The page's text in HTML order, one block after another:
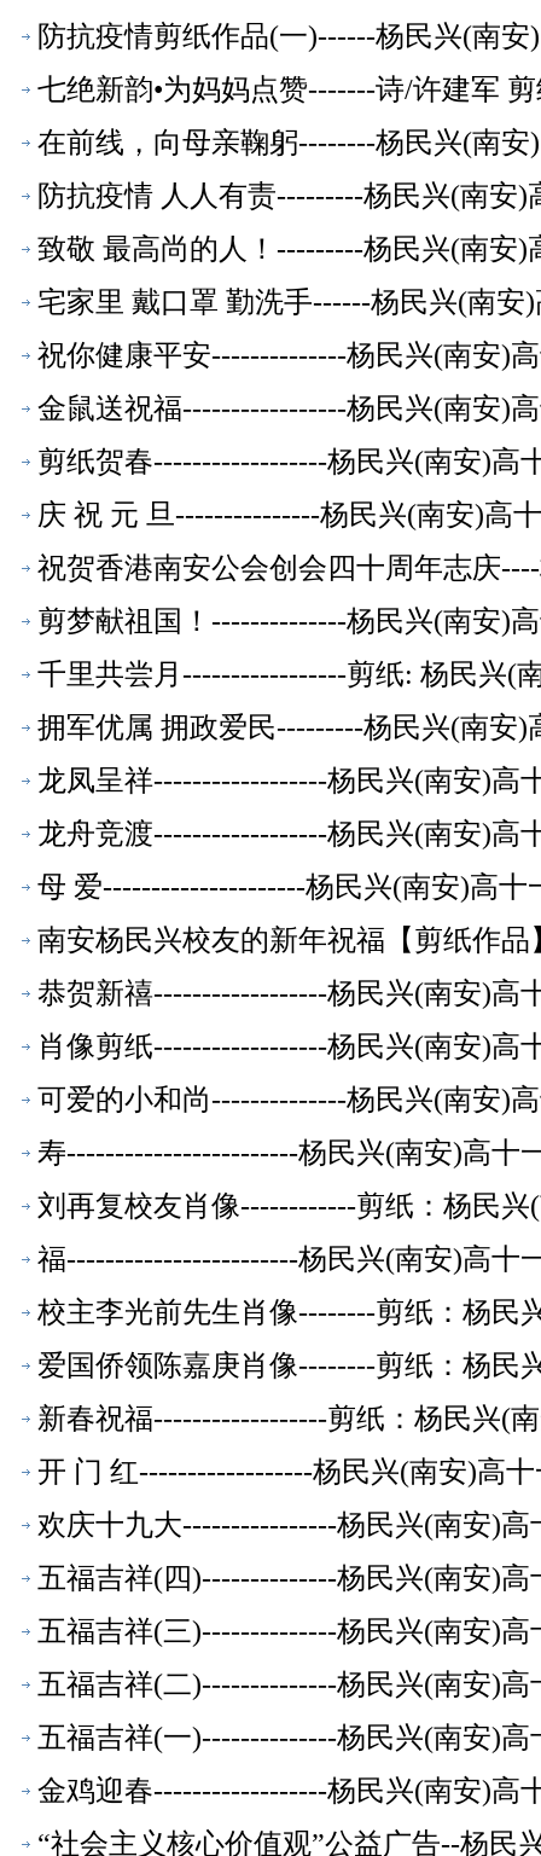
防抗疫情剪纸作品(一)------杨民兴(南
七绝新韵•为妈妈点赞-------诗/许建军
在前线，向母亲鞠躬--------杨民兴(南
防抗疫情 人人有责---------杨民兴(南安
致敬 最高尚的人！---------杨民兴(南安)
宅家里 戴口罩 勤洗手------杨民兴(南安
祝你健康平安--------------杨民兴(南安)
金鼠送祝福-----------------杨民兴(南安)
剪纸贺春------------------杨民兴(南安)高
庆 祝 元 旦---------------杨民兴(南安)高
祝贺香港南安公会创会四十周年志庆
剪梦献祖国！--------------杨民兴(南安)
千里共尝月-----------------剪纸: 杨民兴(
拥军优属 拥政爱民---------杨民兴(南安)
龙凤呈祥------------------杨民兴(南安)高
龙舟竞渡------------------杨民兴(南安)高
母 爱---------------------杨民兴(南安)高十
南安杨民兴校友的新年祝福【剪纸作品
恭贺新禧------------------杨民兴(南安)高
肖像剪纸------------------杨民兴(南安)高
可爱的小和尚--------------杨民兴(南安)
寿------------------------杨民兴(南安)高十
刘再复校友肖像------------剪纸：杨民
福------------------------杨民兴(南安)高十
校主李光前先生肖像--------剪纸：杨民
爱国侨领陈嘉庚肖像--------剪纸：杨民
新春祝福------------------剪纸：杨民兴(
开 门 红------------------杨民兴(南安)高
欢庆十九大----------------杨民兴(南安)
五福吉祥(四)--------------杨民兴(南安)
五福吉祥(三)--------------杨民兴(南安)
五福吉祥(二)--------------杨民兴(南安)
五福吉祥(一)--------------杨民兴(南安)
金鸡迎春------------------杨民兴(南安)高
“社会主义核心价值观”公益广告--杨民